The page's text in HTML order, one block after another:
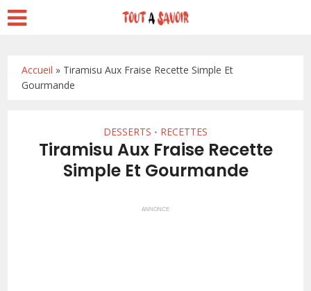
Accueil » Tiramisu Aux Fraise Recette Simple Et
Gourmande
DESSERTS • RECETTES
Tiramisu Aux Fraise Recette
Simple Et Gourmande
ANNONCE